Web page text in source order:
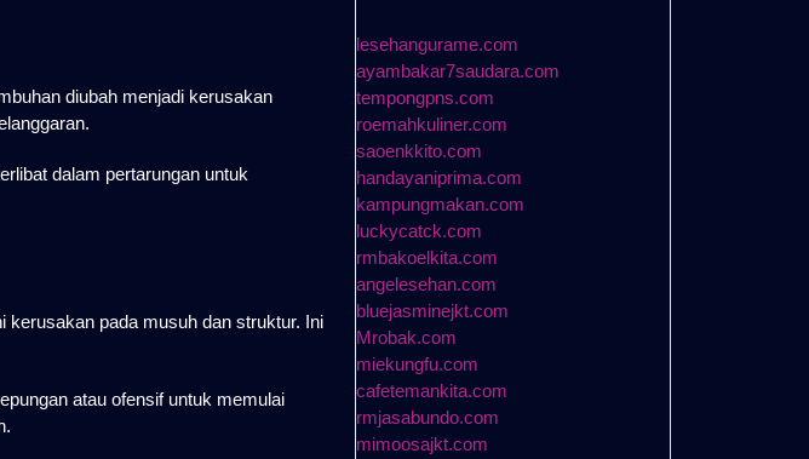
diubah menjadi kerusakan
dalam pertarungan untuk
kerusakan pada musuh dan struktur. Ini
atau ofensif untuk memulai
lesehangurame.com
ayambakar7saudara.com
tempongpns.com
roemahkuliner.com
saoenkkito.com
handayaniprima.com
kampungmakan.com
luckycatck.com
rmbakoelkita.com
angelesehan.com
bluejasminejkt.com
Mrobak.com
miekungfu.com
cafetemankita.com
rmjasabundo.com
mimoosajkt.com